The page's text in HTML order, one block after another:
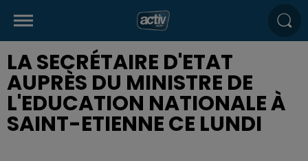
LA SECRÉTAIRE D'ETAT
AUPRÈS DU MINISTRE DE
L'EDUCATION NATIONALE À
SAINT-ETIENNE CE LUNDI